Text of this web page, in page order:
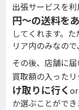
出張サービスを
円～の送料を
してくれます。
リア内のみなの
その後、店舗に
買取額の入った
け取りに行くor
か選ぶことができ